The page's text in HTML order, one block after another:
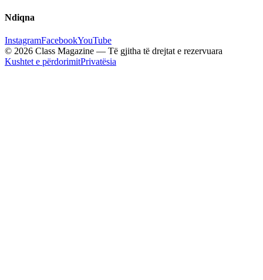
Ndiqna
InstagramFacebookYouTube
© 2026 Class Magazine — Të gjitha të drejtat e rezervuara
Kushtet e përdorimitPrivatësia